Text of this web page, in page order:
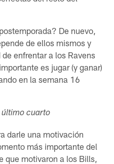
De nuevo,
de ellos mismos y
enfrentar a los Ravens
es jugar (y ganar)
en la semana 16
último cuarto
darle una motivación
más importante del
que motivaron a los Bills,